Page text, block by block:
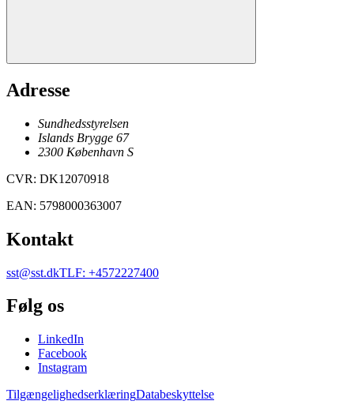
Adresse
Sundhedsstyrelsen
Islands Brygge 67
2300 København S
CVR: DK12070918
EAN: 5798000363007
Kontakt
sst@sst.dkTLF: +4572227400
Følg os
LinkedIn
Facebook
Instagram
TilgængelighedserklæringDatabeskyttelse